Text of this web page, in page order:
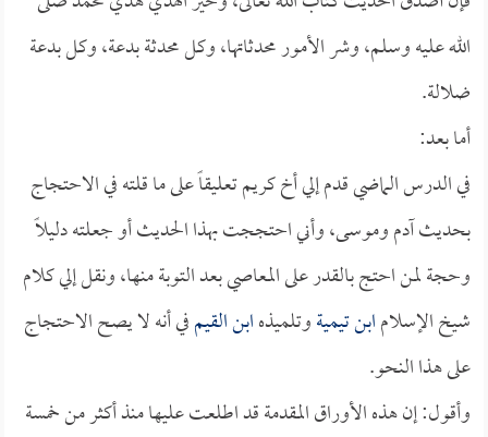
الله عليه وسلم، وشر الأمور محدثاتها، وكل محدثة بدعة، وكل بدعة
ضلالة.
أما بعد:
في الدرس الماضي قدم إلي أخ كريم تعليقاً على ما قلته في الاحتجاج
بحديث آدم وموسى، وأني احتججت بهذا الحديث أو جعلته دليلاً
وحجة لمن احتج بالقدر على المعاصي بعد التوبة منها، ونقل إلي كلام
شيخ الإسلامابن تيميةوتلميذهابن القيمفي أنه لا يصح الاحتجاج
على هذا النحو.
وأقول: إن هذه الأوراق المقدمة قد اطلعت عليها منذ أكثر من خمسة